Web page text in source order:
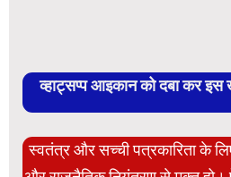
व्हाट्सप्प आइकान को दबा कर
स्वतंत्र और सच्ची पत्रकारिता के